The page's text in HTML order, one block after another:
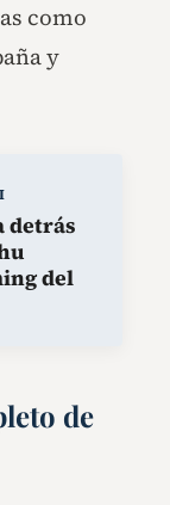
como
y
detrás
del
de